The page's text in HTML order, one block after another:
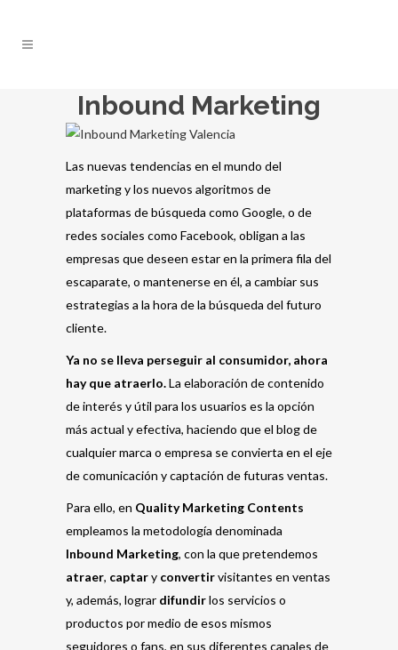
Inbound Marketing
Las nuevas tendencias en el mundo del
marketing y los nuevos algoritmos de
plataformas de búsqueda como Google, o de
redes sociales como Facebook, obligan a las
empresas que deseen estar en la primera fila del
escaparate, o mantenerse en él, a cambiar sus
estrategias a la hora de la búsqueda del futuro
cliente.
Ya no se lleva perseguir al consumidor, ahora
hay que atraerlo.La elaboración de contenido
de interés y útil para los usuarios es la opción
más actual y efectiva, haciendo que el blog de
cualquier marca o empresa se convierta en el eje
de comunicación y captación de futuras ventas.
Para ello, en Quality Marketing Contents
empleamos la metodología denominada
Inbound Marketing, con la que pretendemos
atraer, captary convertirvisitantes en ventas
y, además, lograr difundirlos servicios o
productos por medio de esos mismos
seguidores o fans, en sus diferentes canales de